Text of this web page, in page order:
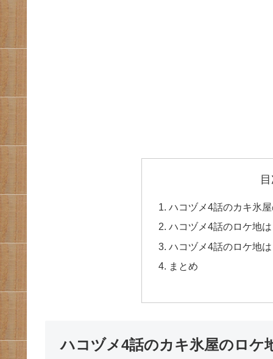
ハコヅメ4話のカキ氷
ハコヅメ4話のロケ地
ハコヅメ4話のロケ地
まとめ
ハコヅメ4話のカキ氷屋のロケ